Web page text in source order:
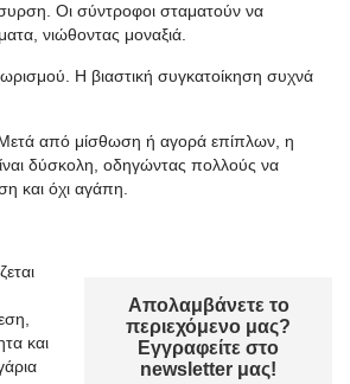
Οι σύντροφοι σταματούν να
νιώθοντας μοναξιά.
Η βιαστική συγκατοίκηση συχνά
από μίσθωση ή αγορά επίπλων, η
δύσκολη, οδηγώντας πολλούς να
και όχι αγάπη.
Απολαμβάνετε το
περιεχόμενο μας?
Εγγραφείτε στο
newsletter μας!
και